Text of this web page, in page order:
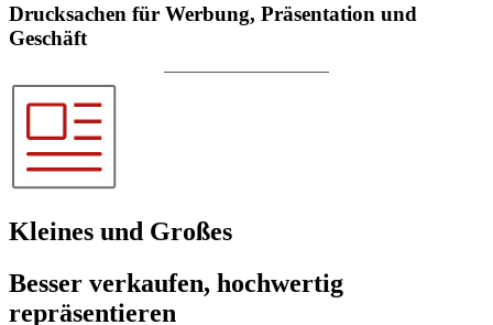
Drucksachen für Werbung, Präsentation und
Geschäft
Kleines und Großes
Besser verkaufen, hochwertig
repräsentieren